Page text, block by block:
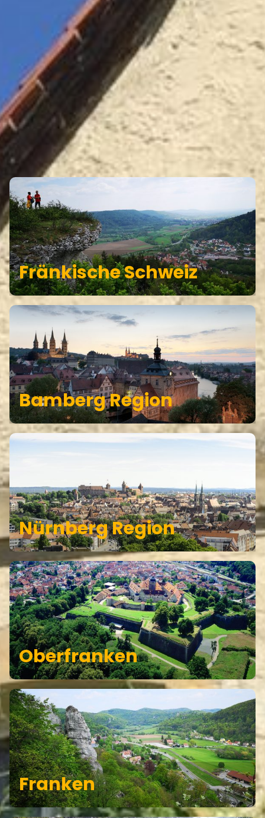
Anzeigen
GOSBERG GEHÖRT ZU DEN
REGIONEN
Fränkische Schweiz
Bamberg Region
Nürnberg Region
Oberfranken
Franken